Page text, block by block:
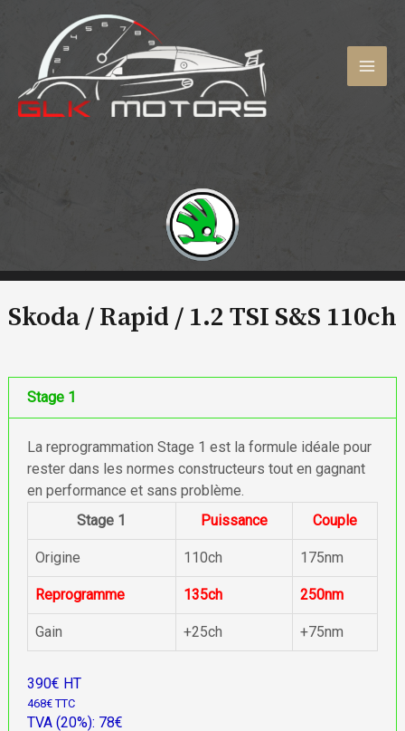
contenu
Skoda / Rapid / 1.2 TSI S&S 110ch
Stage 1
La reprogrammation Stage 1 est la formule idéale pour
rester dans les normes constructeurs tout en gagnant
en performance et sans problème.
Stage 1
Puissance Couple
Origine 110ch 175nm
Reprogramme 135ch 250nm
Gain +25ch +75nm
390€ HT
468€ TTC
TVA (20%): 78€